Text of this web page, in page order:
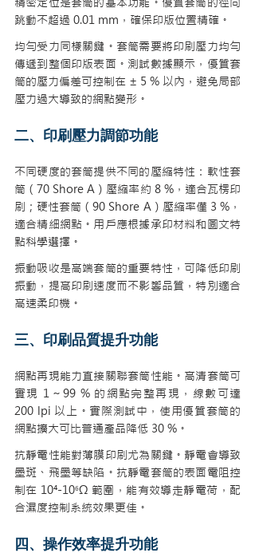
跳動不超過 0.01 mm，確保印版位置精確。
均勻受力同樣關鍵。套筒需要將印刷壓力均勻
傳遞到整個印版表面。測試數據顯示，優質套
筒的壓力偏差可控制在 ± 5 % 以內，避免局部
壓力過大導致的網點變形。
二、印刷壓力調節功能
不同硬度的套筒提供不同的壓縮特性：軟性套
筒（70 Shore A）壓縮率約 8 %，適合瓦楞印
刷；硬性套筒（90 Shore A）壓縮率僅 3 %，
適合精細網點。用戶應根據承印材料和圖文特
點科學選擇。
振動吸收是高端套筒的重要特性，可降低印刷
振動，提高印刷速度而不影響品質，特別適合
高速柔印機。
三、印刷品質提升功能
網點再現能力直接關聯套筒性能。高清套筒可
實現 1～99 % 的網點完整再現，線數可達
200 lpi 以上。實際測試中，使用優質套筒的
網點擴大可比普通產品降低 30 %。
抗靜電性能對薄膜印刷尤為關鍵。靜電會導致
墨斑、飛墨等缺陷。抗靜電套筒的表面電阻控
制在 10⁴-10⁶Ω 範圍，能有效導走靜電荷，配
合濕度控制系統效果更佳。
四、操作效率提升功能